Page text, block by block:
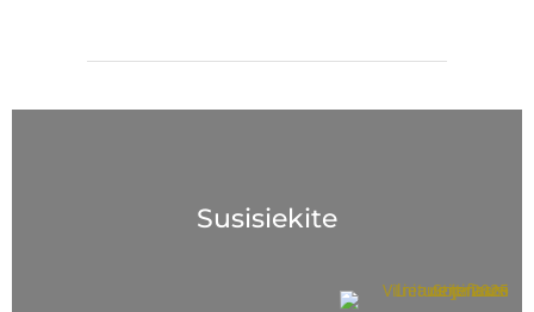
Susisiekite